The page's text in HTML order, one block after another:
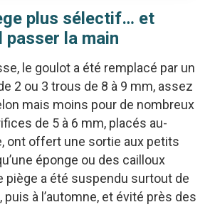
plus sélectif… et
passer la main
le goulot a été remplacé par un
2 ou 3 trous de 8 à 9 mm, assez
mais moins pour de nombreux
de 5 à 6 mm, placés au-
ont offert une sortie aux petits
éponge ou des cailloux
piège a été suspendu surtout de
à l’automne, et évité près des